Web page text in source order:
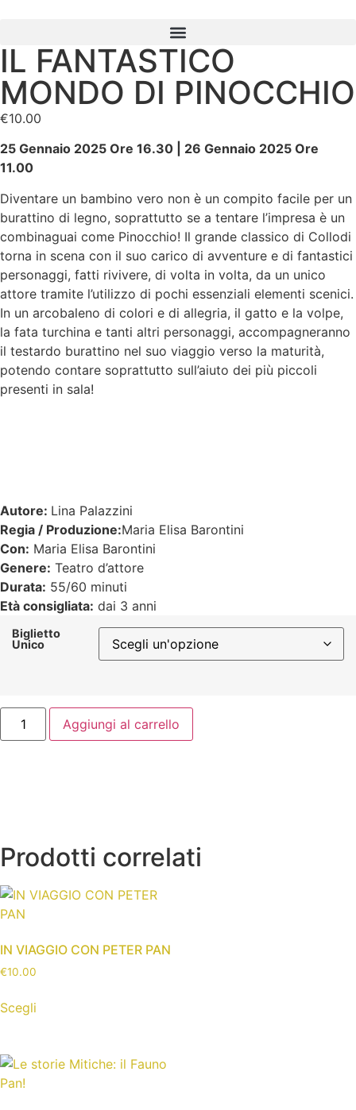
IL FANTASTICO
MONDO DI PINOCCHIO
€10.00
25 Gennaio 2025 Ore 16.30 | 26 Gennaio 2025 Ore
11.00
Diventare un bambino vero non è un compito facile per un
burattino di legno, soprattutto se a tentare l’impresa è un
combinaguai come Pinocchio! Il grande classico di Collodi
torna in scena con il suo carico di avventure e di fantastici
personaggi, fatti rivivere, di volta in volta, da un unico
attore tramite l’utilizzo di pochi essenziali elementi scenici.
In un arcobaleno di colori e di allegria, il gatto e la volpe,
la fata turchina e tanti altri personaggi, accompagneranno
il testardo burattino nel suo viaggio verso la maturità,
potendo contare soprattutto sull’aiuto dei più piccoli
presenti in sala!
Autore: Lina Palazzini
Regia / Produzione:Maria Elisa Barontini
Con: Maria Elisa Barontini
Genere: Teatro d’attore
Durata: 55/60 minuti
Età consigliata: dai 3 anni
Biglietto
Unico
Aggiungi al carrello
Prodotti correlati
IN VIAGGIO CON PETER PAN
€10.00
Scegli